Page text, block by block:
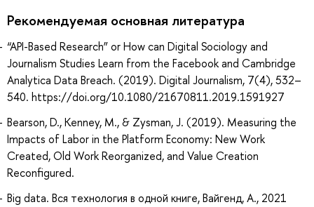
Рекомендуемая основная литература
“API-Based Research” or How can Digital Sociology and
Journalism Studies Learn from the Facebook and Cambridge
Analytica Data Breach. (2019). Digital Journalism, 7(4), 532–
540. https://doi.org/10.1080/21670811.2019.1591927
Bearson, D., Kenney, M., & Zysman, J. (2019). Measuring the
Impacts of Labor in the Platform Economy: New Work
Created, Old Work Reorganized, and Value Creation
Reconfigured.
Big data. Вся технология в одной книге, Вайгенд, А., 2021